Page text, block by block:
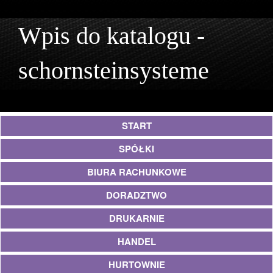
Wpis do katalogu -
schornsteinsysteme
START
SPÓŁKI
BIURA RACHUNKOWE
DORADZTWO
DRUKARNIE
HANDEL
HURTOWNIE